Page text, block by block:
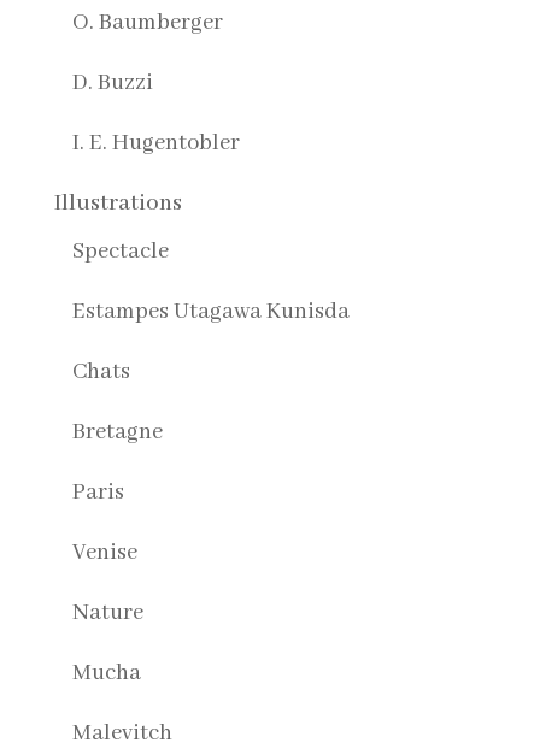
O. Baumberger
D. Buzzi
I. E. Hugentobler
Illustrations
Spectacle
Estampes Utagawa Kunisda
Chats
Bretagne
Paris
Venise
Nature
Mucha
Malevitch